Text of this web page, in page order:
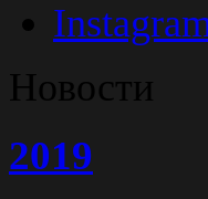
Новости
2019